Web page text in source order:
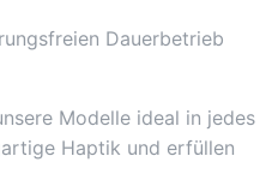
Dauerbetrieb
Modelle ideal in jedes
Haptik und erfüllen